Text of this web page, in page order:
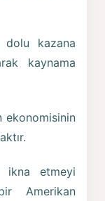
dolu kazana
kaynama
ekonomisinin
ikna etmeyi
Amerikan